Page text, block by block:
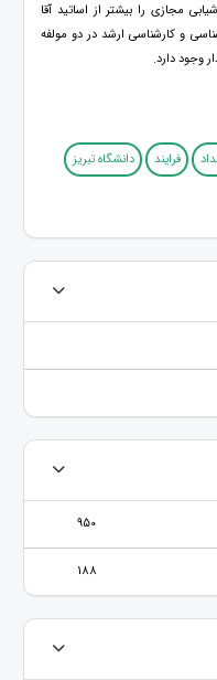
مجازی را بیشتر از اساتید آقا
و کارشناسی ارشد در دو مولفه
وجود دارد.
فرایند دانشگاه تبریز
950
188